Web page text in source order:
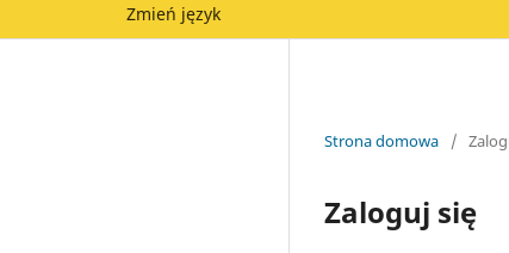
Zmień język
Strona domowa /
Zaloguj się